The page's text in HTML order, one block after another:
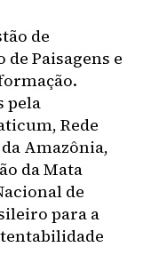
de
Paisagens e
pela
Rede
Amazônia,
da Mata
de
para a